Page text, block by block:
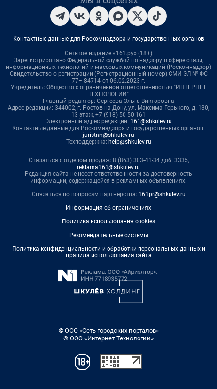
Контактные данные для Роскомнадзора и государственных органов
Сетевое издание «161.ру» (18+)
Зарегистрировано Федеральной службой по надзору в сфере связи,
информационных технологий и массовых коммуникаций (Роскомнадзор)
Свидетельство о регистрации (Регистрационный номер) СМИ ЭЛ № ФС
77– 84714 от 06.02.2023 г.
Учредитель: Общество с ограниченной ответственностью "ИНТЕРНЕТ
ТЕХНОЛОГИИ"
Главный редактор: Сергеева Ольга Викторовна
Адрес редакции: 344002, г. Ростов-на-Дону, ул. Максима Горького, д. 130,
13 этаж, +7 (918) 50-50-161
Электронный адрес редакции: 161@shkulev.ru
Контактные данные для Роскомнадзора и государственных органов:
juristnn@shkulev.ru
Техподдержка: help@shkulev.ru
Связаться с отделом продаж: 8 (863) 303-41-34 доб. 3335,
reklama161@shkulev.ru
Редакция сайта не несет ответственности за достоверность
информации, содержащейся в рекламных объявлениях.
Связаться по вопросам партнёрства: 161pr@shkulev.ru
Информация об ограничениях
Политика использования cookies
Рекомендательные системы
Политика конфиденциальности и обработки персональных данных и
правила использования сайта
© ООО «Сеть городских порталов»
© ООО «Интернет Технологии»